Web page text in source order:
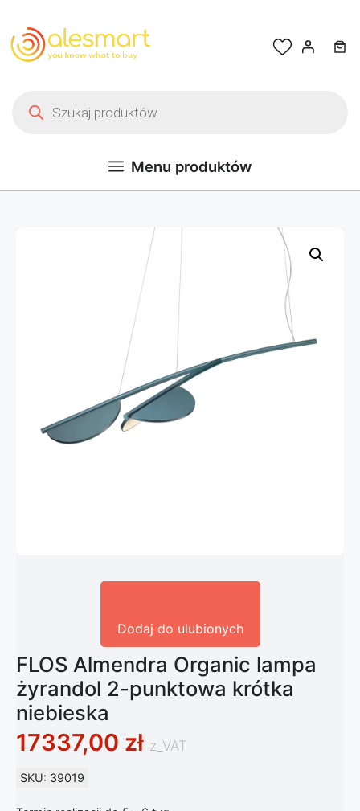
Menu produktów
Dodaj do ulubionych
FLOS Almendra Organic lampa
żyrandol 2-punktowa krótka
niebieska
17337,00 zł z_VAT
SKU: 39019